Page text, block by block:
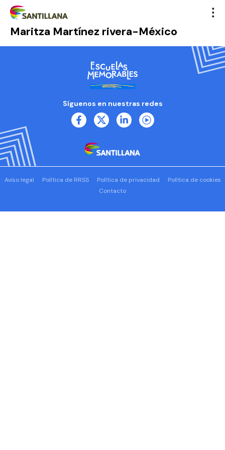
Maritza Martínez rivera-México
Síguenos en nuestras redes
Aviso legal Política de RRSS Política de privacidad
Política de cookies
Contacto